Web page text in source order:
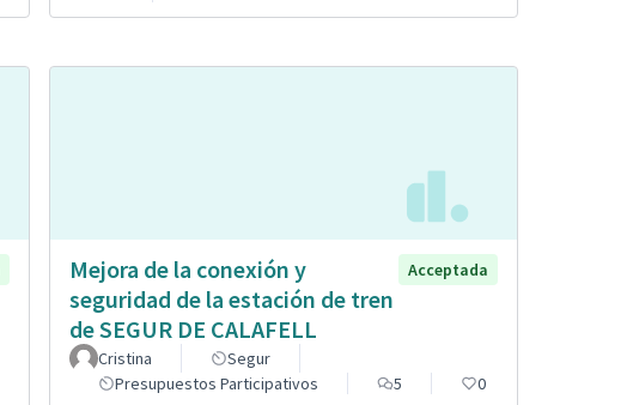
Mejora de la conexión y
seguridad de la estación de tren
de SEGUR DE CALAFELL
Acceptada
Cristina
Segur
Presupuestos Participativos
5 0